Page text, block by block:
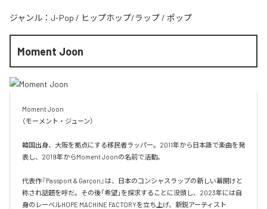
ジャンル： J-Pop / ヒップホップ/ラップ / ポップ
Moment Joon
Moment Joon
（モーメント・ジューン）
韓国出身、大阪を拠点にする移民者ラッパー。2011年から日本語で楽曲を発
表し、2019年からMoment Joonの名前で活動。
代表作『Passport & Garçon』は、日本のコンシャスラップの新しい幕開けと
称され話題を呼だ。その後「希望」を探求することに没頭し、2023年には自
身のレーベルHOPE MACHINE FACTORYを立ち上げ、新鋭アーティスト